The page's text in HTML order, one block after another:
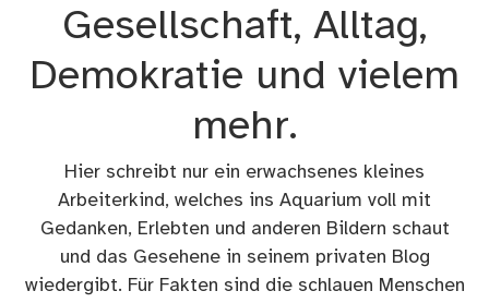
Gesellschaft, Alltag,
Demokratie und vielem
mehr.
Hier schreibt nur ein erwachsenes kleines
Arbeiterkind, welches ins Aquarium voll mit
Gedanken, Erlebten und anderen Bildern schaut
und das Gesehene in seinem privaten Blog
wiedergibt. Für Fakten sind die schlauen Menschen